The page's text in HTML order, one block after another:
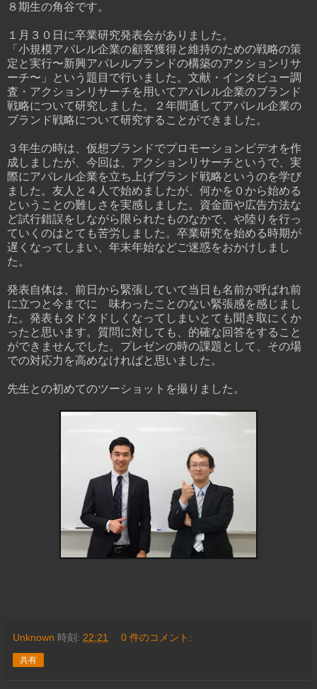
８期生の角谷です。
１月３０日に卒業研究発表会がありました。
「小規模アパレル企業の顧客獲得と維持のための戦略の策
定と実行〜新興アパレルブランドの構築のアクションリサ
ーチ〜」という題目で行いました。文献・インタビュー調
査・アクションリサーチを用いてアパレル企業のブランド
戦略について研究しました。２年間通してアパレル企業の
ブランド戦略について研究することができました。
３年生の時は、仮想ブランドでプロモーションビデオを作
成しましたが、今回は、アクションリサーチというで、実
際にアパレル企業を立ち上げブランド戦略というのを学び
ました。友人と４人で始めましたが、何かを０から始める
ということの難しさを実感しました。資金面や広告方法な
ど試行錯誤をしながら限られたものなかで、や陸りを行っ
ていくのはとても苦労しました。卒業研究を始める時期が
遅くなってしまい、年末年始などご迷惑をおかけしまし
た。
発表自体は、前日から緊張していて当日も名前が呼ばれ前
に立つと今までに 味わったことのない緊張感を感じまし
た。発表もタドタドしくなってしまいとても聞き取にくか
ったと思います。質問に対しても、的確な回答をすること
ができませんでした。プレゼンの時の課題として、その場
での対応力を高めなければと思いました。
先生との初めてのツーショットを撮りました。
Unknown 時刻: 22:21 0 件のコメント:
共有